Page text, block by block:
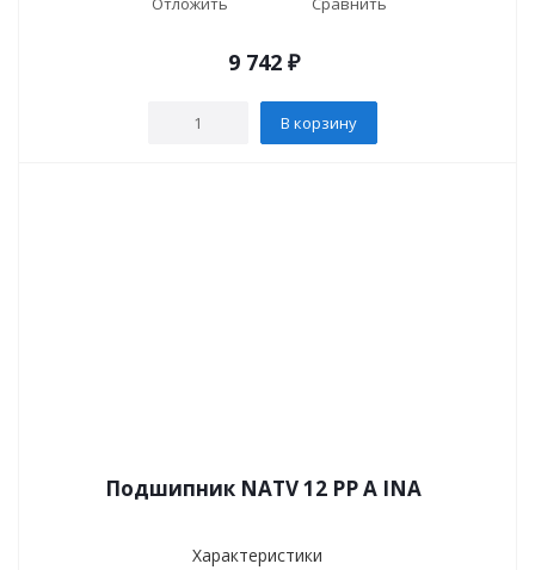
9 742₽
В корзину
Подшипник NATV 12 PP A INA
Характеристики